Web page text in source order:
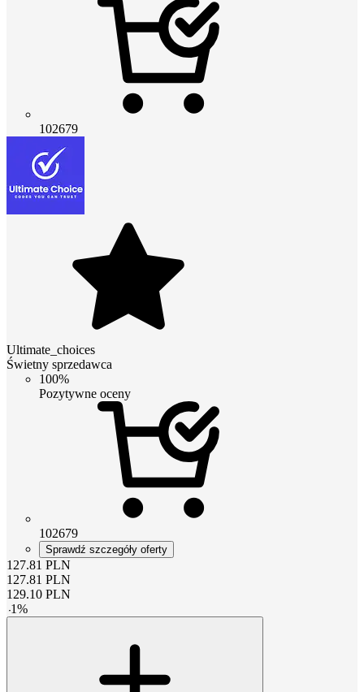
102679
Ultimate_choices
Świetny sprzedawca
100%
Pozytywne oceny
102679
Sprawdź szczegóły oferty
127.81 PLN
127.81 PLN
129.10 PLN
-1%